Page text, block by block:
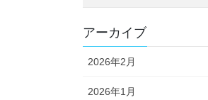
アーカイブ
2026年2月
2026年1月